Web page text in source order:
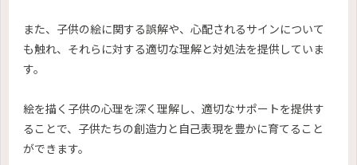
また、子供の絵に関する誤解や、心配されるサインについて
も触れ、それらに対する適切な理解と対処法を提供していま
す。
絵を描く子供の心理を深く理解し、適切なサポートを提供す
ることで、子供たちの創造力と自己表現を豊かに育てること
ができます。